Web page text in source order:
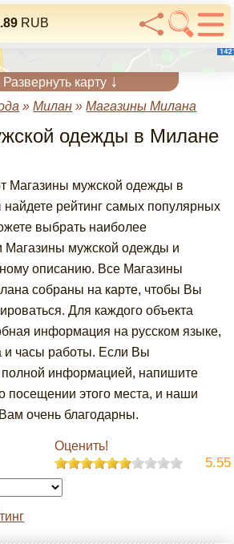
RUB
Развернуть карту ↓
»Милан »Магазины Милана
одежды в Милане
Магазины мужской одежды в
рейтинг самых популярных
выбрать наиболее
мужской одежды и
описанию. Все Магазины
собраны на карте, чтобы Вы
Для каждого объекта
информация на русском языке,
и часы работы. Если Вы
полной информацией, напишите
посещении этого места, и наши
очень благодарны.
Оценить!
5.55